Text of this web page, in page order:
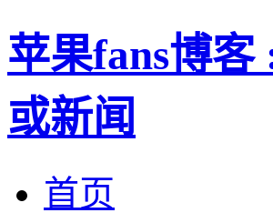
苹果fans博
或新闻
首页